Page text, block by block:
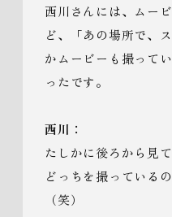
西川さんには、ムー
ど、「あの場所で、
かムービーも撮って
ったです。
西川：
たしかに後ろから見
どっちを撮っている
（笑）